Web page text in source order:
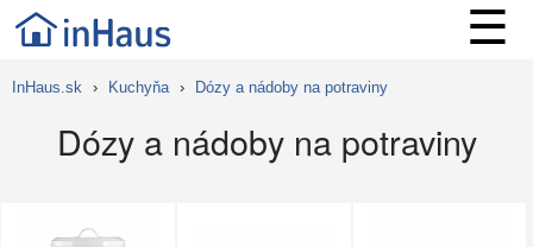
☰
InHaus.sk › Kuchyňa › Dózy a nádoby na potraviny
Dózy a nádoby na potraviny